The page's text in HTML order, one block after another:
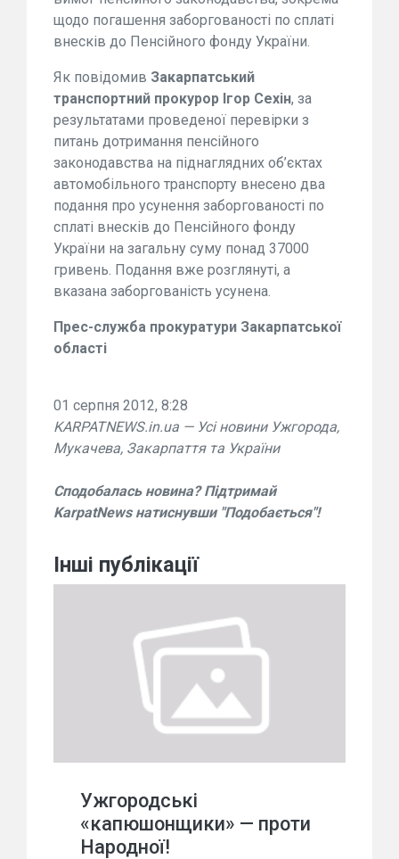
щодо погашення заборгованості по сплаті
внесків до Пенсійного фонду України.
Як повідомив Закарпатський
транспортний прокурор Ігор Сехін, за
результатами проведеної перевірки з
питань дотримання пенсійного
законодавства на піднаглядних об’єктах
автомобільного транспорту внесено два
подання про усунення заборгованості по
сплаті внесків до Пенсійного фонду
України на загальну суму понад 37000
гривень. Подання вже розглянуті, а
вказана заборгованість усунена.
Прес-служба прокуратури Закарпатської
області
01 серпня 2012, 8:28
KARPATNEWS.in.ua — Усі новини Ужгорода,
Мукачева, Закарпаття та України
Сподобалась новина? Підтримай
KarpatNews натиснувши "Подобається"!
Інші публікації
Ужгородські
«капюшонщики» — проти
Народної!